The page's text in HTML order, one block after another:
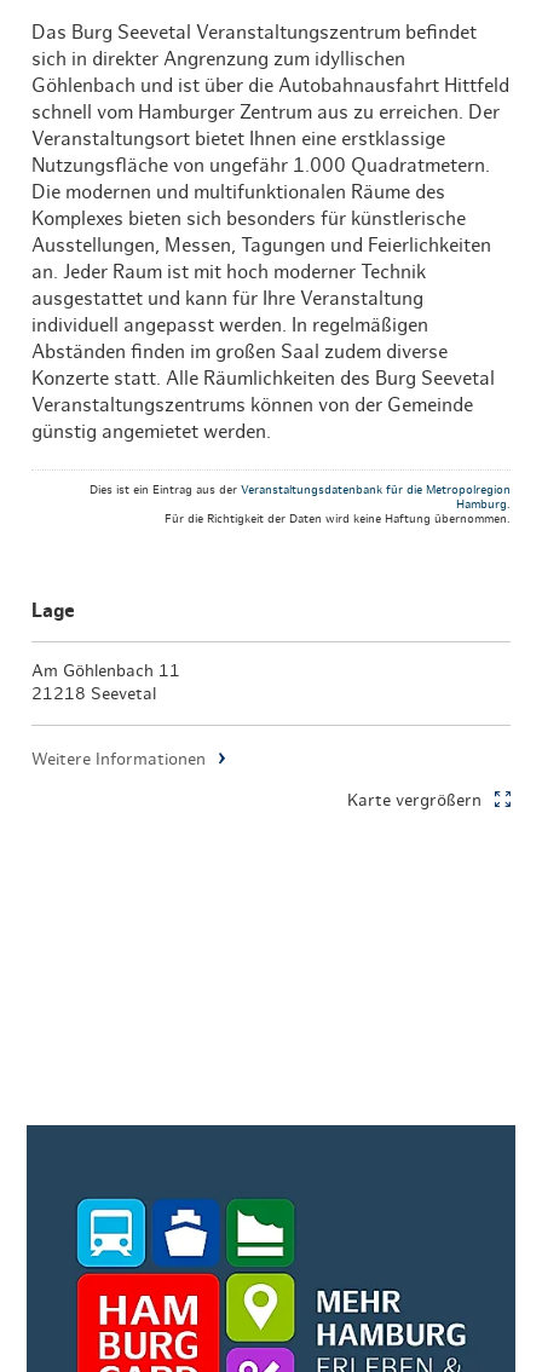
Das Burg Seevetal Veranstaltungszentrum befindet
sich in direkter Angrenzung zum idyllischen
Göhlenbach und ist über die Autobahnausfahrt Hittfeld
schnell vom Hamburger Zentrum aus zu erreichen. Der
Veranstaltungsort bietet Ihnen eine erstklassige
Nutzungsfläche von ungefähr 1.000 Quadratmetern.
Die modernen und multifunktionalen Räume des
Komplexes bieten sich besonders für künstlerische
Ausstellungen, Messen, Tagungen und Feierlichkeiten
an. Jeder Raum ist mit hoch moderner Technik
ausgestattet und kann für Ihre Veranstaltung
individuell angepasst werden. In regelmäßigen
Abständen finden im großen Saal zudem diverse
Konzerte statt. Alle Räumlichkeiten des Burg Seevetal
Veranstaltungszentrums können von der Gemeinde
günstig angemietet werden.
Dies ist ein Eintrag aus der Veranstaltungsdatenbank für die Metropolregion
Hamburg.
Für die Richtigkeit der Daten wird keine Haftung übernommen.
Lage
Am Göhlenbach 11
21218 Seevetal
Weitere Informationen
Karte vergrößern